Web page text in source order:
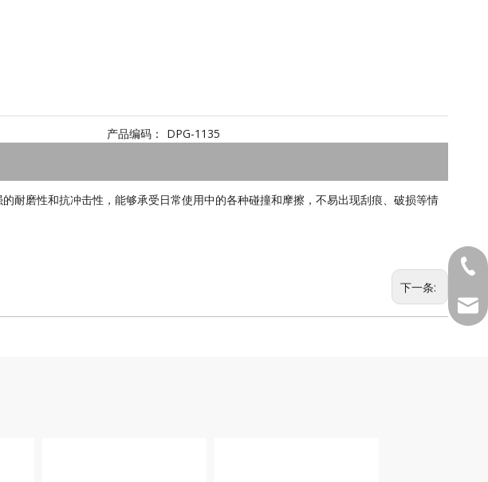
产品编码： DPG-1135
耐磨性和抗冲击性，能够承受日常使用中的各种碰撞和摩擦，不易出现刮痕、破损等情
下一条: